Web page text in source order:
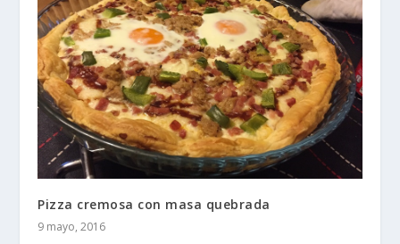
Pizza cremosa con masa quebrada
9 mayo, 2016